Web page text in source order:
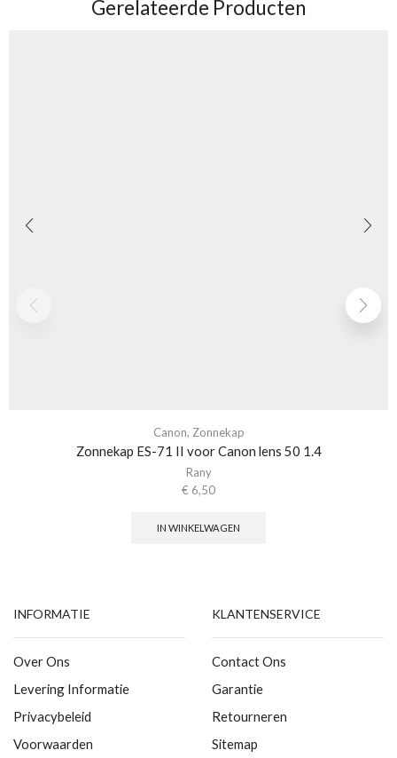
Gerelateerde Producten
Canon, Zonnekap
Zonnekap ES-71 II voor Canon lens 50 1.4
Rany
€ 6,50
IN WINKELWAGEN
INFORMATIE
Over Ons
Levering Informatie
Privacybeleid
Voorwaarden
KLANTENSERVICE
Contact Ons
Garantie
Retourneren
Sitemap